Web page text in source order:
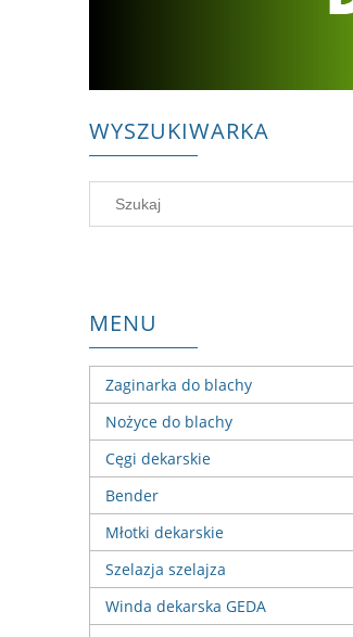
WYSZUKIWARKA
MENU
Zaginarka do blachy
Nożyce do blachy
Cęgi dekarskie
Bender
Młotki dekarskie
Szelazja szelajza
Winda dekarska GEDA